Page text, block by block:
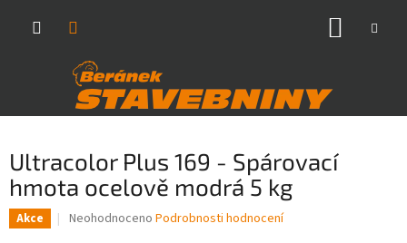
Ultracolor Plus 169 - Spárovací
hmota ocelově modrá 5 kg
Akce
Průměrné
Neohodnoceno Podrobnosti hodnocení